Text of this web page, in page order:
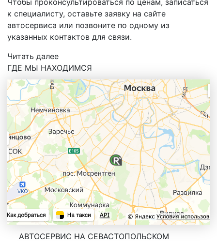
к специалисту, оставьте заявку на сайте
автосервиса или позвоните по одному из
указанных контактов для связи.
Читать далее
ГДЕ МЫ НАХОДИМСЯ
АВТОСЕРВИС НА СЕВАСТОПОЛЬСКОМ